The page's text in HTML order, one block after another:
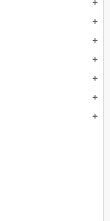
add
add
add
add
add
add
add